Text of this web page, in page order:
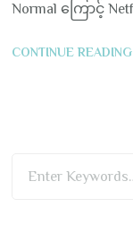
Normal ကြောင့်
CONTINUE READING